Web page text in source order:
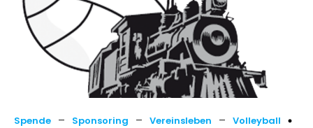
Spende – Sponsoring – Vereinsleben – Volleyball